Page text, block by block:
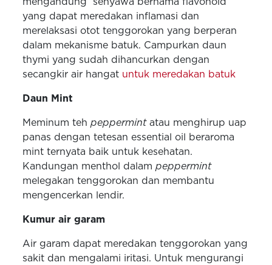
yang dapat meredakan inflamasi dan
merelaksasi otot tenggorokan yang berperan
dalam mekanisme batuk. Campurkan daun
thymi yang sudah dihancurkan dengan
secangkir air hangat untuk meredakan batuk
Daun Mint
Meminum tehpeppermintatau menghirup uap
panas dengan tetesan essential oil beraroma
mint ternyata baik untuk kesehatan.
Kandungan menthol dalampeppermint
melegakan tenggorokan dan membantu
mengencerkan lendir.
Kumur air garam
Air garam dapat meredakan tenggorokan yang
sakit dan mengalami iritasi. Untuk mengurangi